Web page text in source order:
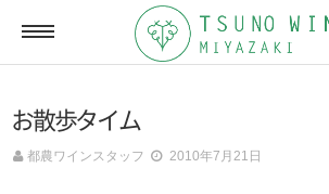
ONLINE SHOP
お散歩タイム
都農ワインスタッフ 2010年7月21日